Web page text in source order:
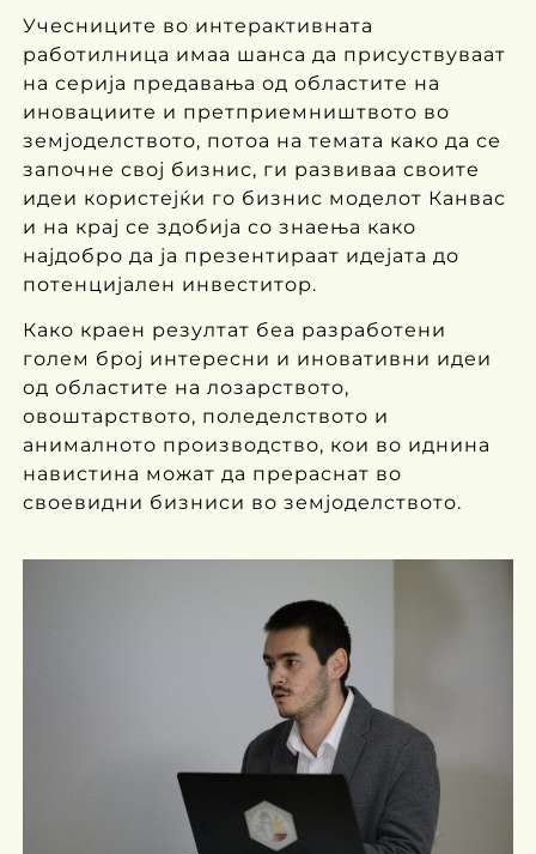
Учесниците во интерактивната
работилница имаа шанса да присуствуваат
на серија предавања од областите на
иновациите и претприемништвото во
земјоделството, потоа на темата како да се
започне свој бизнис, ги развиваа своите
идеи користејќи го бизнис моделот Канвас
и на крај се здобија со знаења како
најдобро да ја презентираат идејата до
потенцијален инвеститор.
Како краен резултат беа разработени
голем број интересни и иновативни идеи
од областите на лозарството,
овоштарството, поледелството и
анималното производство, кои во иднина
навистина можат да прераснат во
своевидни бизниси во земјоделството.